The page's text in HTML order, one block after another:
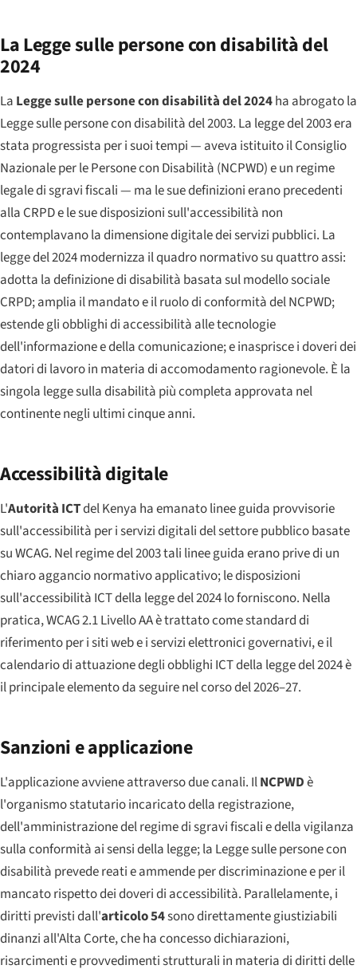
La Legge sulle persone con disabilità del
2024
La Legge sulle persone con disabilità del 2024ha abrogato la
Legge sulle persone con disabilità del 2003. La legge del 2003 era
stata progressista per i suoi tempi — aveva istituito il Consiglio
Nazionale per le Persone con Disabilità (NCPWD) e un regime
legale di sgravi fiscali — ma le sue definizioni erano precedenti
alla CRPD e le sue disposizioni sull'accessibilità non
contemplavano la dimensione digitale dei servizi pubblici. La
legge del 2024 modernizza il quadro normativo su quattro assi:
adotta la definizione di disabilità basata sul modello sociale
CRPD; amplia il mandato e il ruolo di conformità del NCPWD;
estende gli obblighi di accessibilità alle tecnologie
dell'informazione e della comunicazione; e inasprisce i doveri dei
datori di lavoro in materia di accomodamento ragionevole. È la
singola legge sulla disabilità più completa approvata nel
continente negli ultimi cinque anni.
Accessibilità digitale
L'Autorità ICTdel Kenya ha emanato linee guida provvisorie
sull'accessibilità per i servizi digitali del settore pubblico basate
su WCAG. Nel regime del 2003 tali linee guida erano prive di un
chiaro aggancio normativo applicativo; le disposizioni
sull'accessibilità ICT della legge del 2024 lo forniscono. Nella
pratica, WCAG 2.1 Livello AA è trattato come standard di
riferimento per i siti web e i servizi elettronici governativi, e il
calendario di attuazione degli obblighi ICT della legge del 2024 è
il principale elemento da seguire nel corso del 2026–27.
Sanzioni e applicazione
L'applicazione avviene attraverso due canali. IlNCPWDè
l'organismo statutario incaricato della registrazione,
dell'amministrazione del regime di sgravi fiscali e della vigilanza
sulla conformità ai sensi della legge; la Legge sulle persone con
disabilità prevede reati e ammende per discriminazione e per il
mancato rispetto dei doveri di accessibilità. Parallelamente, i
diritti previsti dall'articolo 54sono direttamente giustiziabili
dinanzi all'Alta Corte, che ha concesso dichiarazioni,
risarcimenti e provvedimenti strutturali in materia di diritti delle